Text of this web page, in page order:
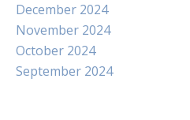
December 2024
November 2024
October 2024
September 2024